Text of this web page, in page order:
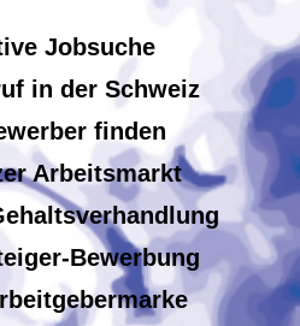
Jobsuche
in der Schweiz
finden
Arbeitsmarkt
Bewerbung